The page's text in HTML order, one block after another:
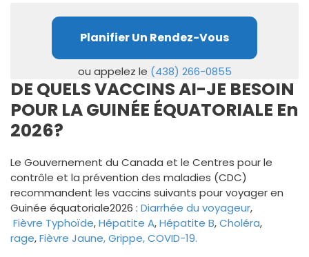
Planifier Un Rendez-Vous
ou appelez le (438) 266-0855
DE QUELS VACCINS AI-JE BESOIN
POUR LA GUINÉE ÉQUATORIALE En
2026?
Le Gouvernement du Canada et le Centres pour le
contrôle et la prévention des maladies (CDC)
recommandent les vaccins suivants pour voyager en
Guinée équatoriale2026 : Diarrhée du voyageur,
Fièvre Typhoïde,Hépatite A,Hépatite B,Choléra,
rage,Fièvre Jaune,Grippe, COVID-19.